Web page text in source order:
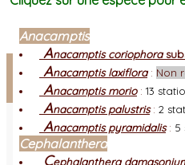
Facebook
Connexion adhérent
Anacamptis
Anacamptis coriophora
Anacamptis laxiflora: Non
Anacamptis morio: 13
Anacamptis palustris: 2
Anacamptis pyramidalis: 5
Cephalanthera
Cephalanthera